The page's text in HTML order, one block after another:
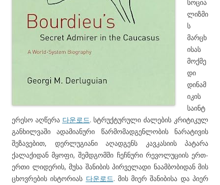
სოცია
ლიზმი
ს
მარცხ
ისას
მოქმე
დი
დინამ
იკის
საინტ
ერესო აღწერა 다운로드. სტრუქტურული ძალების კრიტიკულ
განხილვაში ადამიანური წარმომადგენლობის ნარატივის
შეზავებით, დერლუგიანი აღადგენს კავკასიის პატარა
ქალაქიდან მყოფი, შემდგომში ჩეჩნური რევოლუციის ერთ-
ერთი ლიდერის, მუსა შანიბის პირველადი ნაამბობიდან მის
ცხოვრების ისტორიას 다운로드. მის მიერ შანიბისა და პიერ